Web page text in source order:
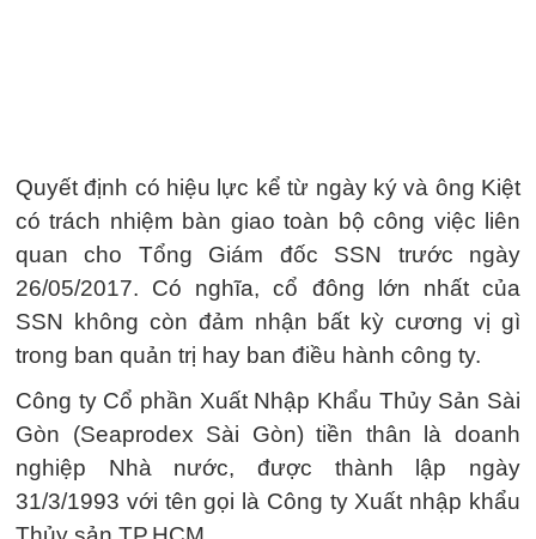
Quyết định có hiệu lực kể từ ngày ký và ông Kiệt
có trách nhiệm bàn giao toàn bộ công việc liên
quan cho Tổng Giám đốc SSN trước ngày
26/05/2017. Có nghĩa, cổ đông lớn nhất của
SSN không còn đảm nhận bất kỳ cương vị gì
trong ban quản trị hay ban điều hành công ty.
Công ty Cổ phần Xuất Nhập Khẩu Thủy Sản Sài
Gòn (Seaprodex Sài Gòn) tiền thân là doanh
nghiệp Nhà nước, được thành lập ngày
31/3/1993 với tên gọi là Công ty Xuất nhập khẩu